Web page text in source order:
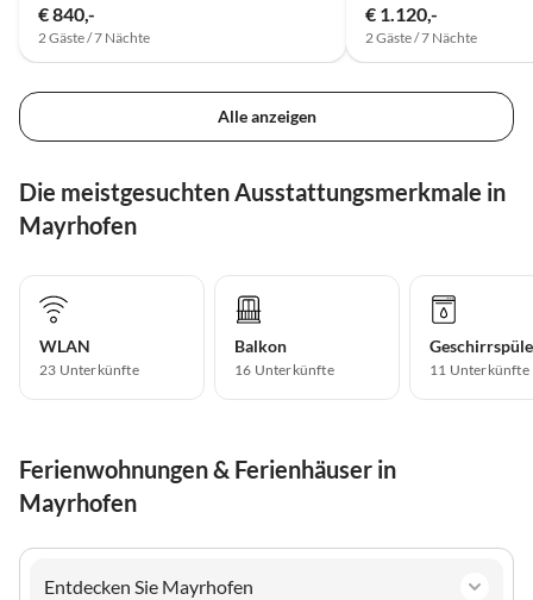
€ 840,-
2 Gäste / 7 Nächte
€ 1.120,-
2 Gäste / 7 Nächte
Alle anzeigen
Die meistgesuchten Ausstattungsmerkmale in
Mayrhofen
WLAN
23 Unterkünfte
Balkon
16 Unterkünfte 11 Unterkünfte
Ferienwohnungen & Ferienhäuser in
Mayrhofen
Entdecken Sie Mayrhofen